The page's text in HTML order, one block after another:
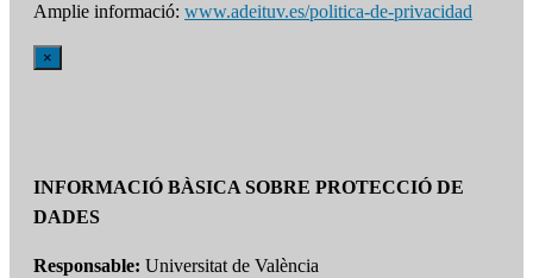
Amplie informació: www.adeituv.es/politica-de-privacidad
×
INFORMACIÓ BÀSICA SOBRE PROTECCIÓ DE
DADES
Responsable: Universitat de València